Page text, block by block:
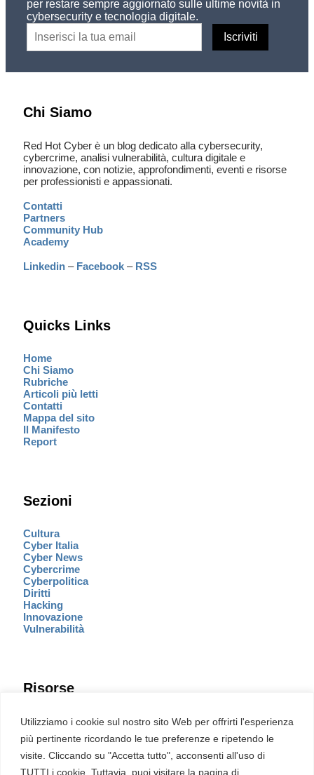
Utilizziamo i cookie sul nostro sito Web per offrirti l'esperienza
più pertinente ricordando le tue preferenze e ripetendo le
visite. Cliccando su "Accetta tutto", acconsenti all'uso di
TUTTI i cookie. Tuttavia, puoi visitare la pagina di
per restare sempre aggiornato sulle ultime novità in
cybersecurity e tecnologia digitale.
Chi Siamo
Red Hot Cyber è un blog dedicato alla cybersecurity,
cybercrime, analisi vulnerabilità, cultura digitale e
innovazione, con notizie, approfondimenti, eventi e risorse
per professionisti e appassionati.
Contatti
Partners
Community Hub
Academy
Linkedin – Facebook – RSS
Quicks Links
Home
Chi Siamo
Rubriche
Articoli più letti
Contatti
Mappa del sito
Il Manifesto
Report
Sezioni
Cultura
Cyber Italia
Cyber News
Cybercrime
Cyberpolitica
Diritti
Hacking
Innovazione
Vulnerabilità
Risorse
Eventi
Fumetto Cyber
Newsletter
Servizi
Pubblicità